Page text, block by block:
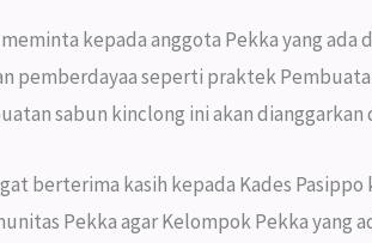
kepada anggota Pekka yang
pemberdayaa seperti praktek
sabun kinclong ini akan dianggarkan
berterima kasih kepada Kades
Pekka agar Kelompok Pekka